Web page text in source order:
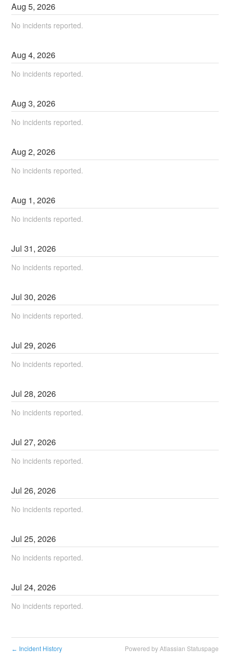
Aug5,2026
No incidents reported.
Aug4,2026
No incidents reported.
Aug3,2026
No incidents reported.
Aug2,2026
No incidents reported.
Aug 1,2026
No incidents reported.
Jul31,2026
No incidents reported.
Jul30,2026
No incidents reported.
Jul29,2026
No incidents reported.
Jul28,2026
No incidents reported.
Jul27,2026
No incidents reported.
Jul26,2026
No incidents reported.
Jul25,2026
No incidents reported.
Jul24,2026
No incidents reported.
← Incident History Powered by Atlassian Statuspage